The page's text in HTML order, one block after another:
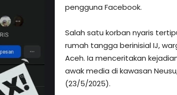
pengguna Facebook.
Salah satu korban nyaris
rumah tangga berinisial IJ,
Aceh. Ia menceritakan
awak media di kawasan
(23/5/2025).